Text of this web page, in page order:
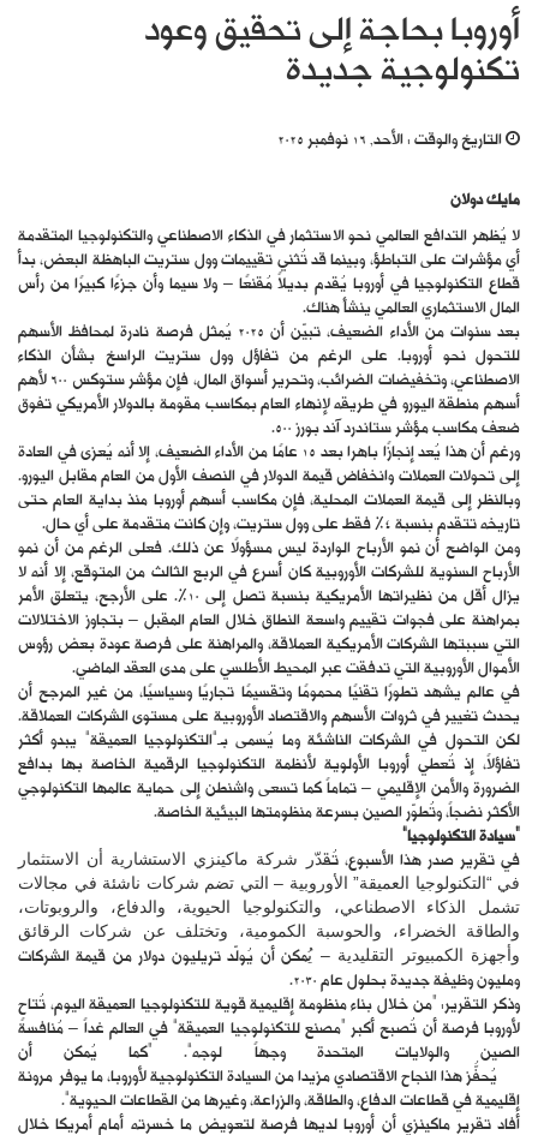
أوروبا بحاجة إلى تحقيق وعود
تكنولوجية جديدة
التاريخ والوقت :الأحد, 16 نوفمبر 2025
مايك دولان
لا يُظهر التدافع العالمي نحو الاستثمار في الذكاء الاصطناعي والتكنولوجيا المتقدمة
أي مؤشرات على التباطؤ، وبينما قد تُثني تقييمات وول ستريت الباهظة البعض، بدأ
قطاع التكنولوجيا في أوروبا يُقدم بديلاً مُقنعًا – ولا سيما وأن جزءًا كبيرًا من رأس
المال الاستثماري العالمي ينشأ هناك.
بعد سنوات من الأداء الضعيف، تبيّن أن 2025 يُمثل فرصة نادرة لمحافظ الأسهم
للتحول نحو أوروبا. على الرغم من تفاؤل وول ستريت الراسخ بشأن الذكاء
الاصطناعي، وتخفيضات الضرائب، وتحرير أسواق المال، فإن مؤشر ستوكس 600 لأهم
أسهم منطقة اليورو في طريقه لإنهاء العام بمكاسب مقومة بالدولار الأمريكي تفوق
ضعف مكاسب مؤشر ستاندرد آند بورز 500.
ورغم أن هذا يُعد إنجازًا باهرا بعد 15 عامًا من الأداء الضعيف، إلا أنه يُعزى في العادة
إلى تحولات العملات وانخفاض قيمة الدولار في النصف الأول من العام مقابل اليورو.
وبالنظر إلى قيمة العملات المحلية، فإن مكاسب أسهم أوروبا منذ بداية العام حتى
تاريخه تتقدم بنسبة 4% فقط على وول ستريت، وإن كانت متقدمة على أي حال.
ومن الواضح أن نمو الأرباح الواردة ليس مسؤولًا عن ذلك. فعلى الرغم من أن نمو
الأرباح السنوية للشركات الأوروبية كان أسرع في الربع الثالث من المتوقع، إلا أنه لا
يزال أقل من نظيراتها الأمريكية بنسبة تصل إلى 10%. على الأرجح، يتعلق الأمر
بمراهنة على فجوات تقييم واسعة النطاق خلال العام المقبل – بتجاوز الاختلالات
التي سببتها الشركات الأمريكية العملاقة، والمراهنة على فرصة عودة بعض رؤوس
الأموال الأوروبية التي تدفقت عبر المحيط الأطلسي على مدى العقد الماضي.
في عالم يشهد تطورًا تقنيًا محمومًا وتقسيمًا تجاريًا وسياسيًا، من غير المرجح أن
يحدث تغيير في ثروات الأسهم والاقتصاد الأوروبية على مستوى الشركات العملاقة.
لكن التحول في الشركات الناشئة وما يُسمى بـ”التكنولوجيا العميقة” يبدو أكثر
تفاؤلاً، إذ تُعطي أوروبا الأولوية لأنظمة التكنولوجيا الرقمية الخاصة بها بدافع
الضرورة والأمن الإقليمي – تماماً كما تسعى واشنطن إلى حماية عالمها التكنولوجي
الأكثر نضجاً، وتُطوّر الصين بسرعة منظومتها البيئية الخاصة.
“سيادة التكنولوجيا”
في تقرير صدر هذا الأسبوع، تُقدّر شركة ماكينزي الاستشارية أن الاستثمار
في “التكنولوجيا العميقة” الأوروبية – التي تضم شركات ناشئة في مجالات
تشمل الذكاء الاصطناعي، والتكنولوجيا الحيوية، والدفاع، والروبوتات،
والطاقة الخضراء، والحوسبة الكمومية، وتختلف عن شركات الرقائق
وأجهزة الكمبيوتر التقليدية – يُمكن أن يُولّد تريليون دولار من قيمة الشركات
ومليون وظيفة جديدة بحلول عام 2030.
وذكر التقرير: “من خلال بناء منظومة إقليمية قوية للتكنولوجيا العميقة اليوم، تُتاح
لأوروبا فرصة أن تُصبح أكبر “مصنع للتكنولوجيا العميقة” في العالم غداً – مُنافسةً
الصين والولايات المتحدة وجهاً لوجه”. “كما يُمكن أن
يُحفّز هذا النجاح الاقتصادي مزيدا من السيادة التكنولوجية لأوروبا، ما يُوفر مرونة
إقليمية في قطاعات الدفاع، والطاقة، والزراعة، وغيرها من القطاعات الحيوية”.
أفاد تقرير ماكينزي أن أوروبا لديها فرصة لتعويض ما خسرته أمام أمريكا خلال